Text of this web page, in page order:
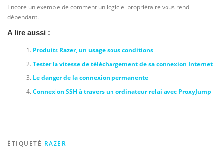
Encore un exemple de comment un logiciel propriétaire vous rend
dépendant.
A lire aussi :
Produits Razer, un usage sous conditions
Tester la vitesse de téléchargement de sa connexion Internet
Le danger de la connexion permanente
Connexion SSH à travers un ordinateur relai avec ProxyJump
ÉTIQUETÉ RAZER